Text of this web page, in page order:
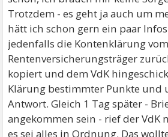
Trotzdem - es geht ja auch um
hätt ich schon gern ein paar
jedenfalls die Kontenklärung vom
Rentenversicherungsträger
kopiert und dem VdK
Klärung bestimmter Punkte und
Antwort. Gleich 1 Tag später -
angekommen sein - rief der VdK
es sei alles in Ordnung. Das